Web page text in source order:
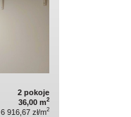
2 pokoje
36,00 m2
6 916,67 zł/m2